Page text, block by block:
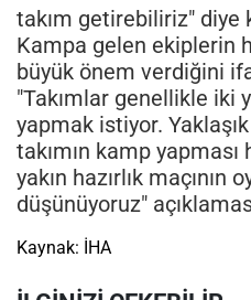
takım getirebiliriz" diye
Kampa gelen ekiplerin
büyük önem verdiğini
"Takımlar genellikle iki
yapmak istiyor.
takımın kamp yapması
yakın hazırlık maçının
düşünüyoruz"
Kaynak: İHA